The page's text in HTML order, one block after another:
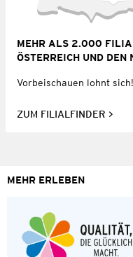
MEHR ALS 2.000
ÖSTERREICH UND DEN
Vorbeischauen lohnt
ZUM FILIALFINDER
MEHR ERLEBEN